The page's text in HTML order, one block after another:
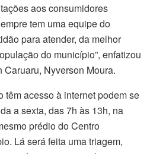
aos consumidores
tem uma equipe do
para atender, da melhor
do município”, enfatizou
Nyverson Moura.
têm acesso à internet podem se
a sexta, das 7h às 13h, na
prédio do Centro
Lá será feita uma triagem,